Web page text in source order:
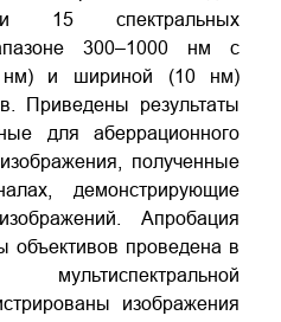
и 15 спектральных
300–1000 нм с
и шириной (10 нм)
Приведены результаты
для аберрационного
полученные
демонстрирующие
Апробация
объективов проведена в
изображения